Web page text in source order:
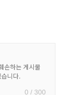
0 / 300